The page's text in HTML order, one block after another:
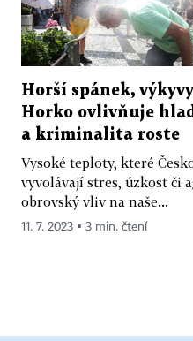
Horší spánek,
Horko ovlivňuje
a kriminalita roste
Vysoké teploty, které
vyvolávají stres, úzkost či
obrovský vliv na naše...
11. 7. 2023 ▪ 3 min. čtení